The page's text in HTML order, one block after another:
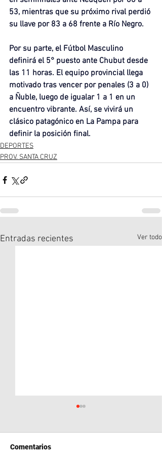
53, mientras que su próximo rival perdió
su llave por 83 a 68 frente a Río Negro.
Por su parte, el Fútbol Masculino
definirá el 5° puesto ante Chubut desde
las 11 horas. El equipo provincial llega
motivado tras vencer por penales (3 a 0)
a Ñuble, luego de igualar 1 a 1 en un
encuentro vibrante. Así, se vivirá un
clásico patagónico en La Pampa para
definir la posición final.
DEPORTES
PROV. SANTA CRUZ
Entradas recientes Ver todo
Comentarios